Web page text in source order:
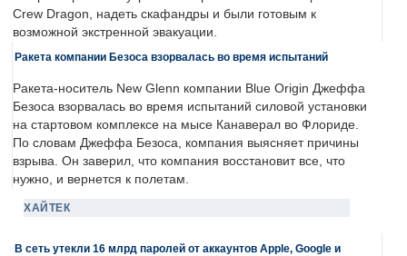
Crew Dragon, надеть скафандры и были готовым к
возможной экстренной эвакуации.
Ракета компании Безоса взорвалась во время испытаний
Ракета-носитель New Glenn компании Blue Origin Джеффа
Безоса взорвалась во время испытаний силовой установки
на стартовом комплексе на мысе Канаверал во Флориде.
По словам Джеффа Безоса, компания выясняет причины
взрыва. Он заверил, что компания восстановит все, что
нужно, и вернется к полетам.
ХАЙТЕК
В сеть утекли 16 млрд паролей от аккаунтов Apple, Google и